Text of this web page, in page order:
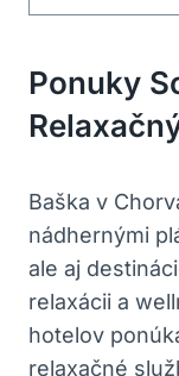
Ponuky
Baška v
nádhernými
ale aj
relaxácii a
hotelov
relaxačné